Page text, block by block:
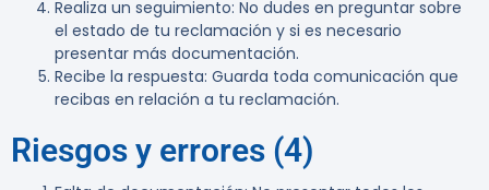
Realiza un seguimiento: No dudes en preguntar sobre
el estado de tu reclamación y si es necesario
presentar más documentación.
Recibe la respuesta: Guarda toda comunicación que
recibas en relación a tu reclamación.
Riesgos y errores (4)